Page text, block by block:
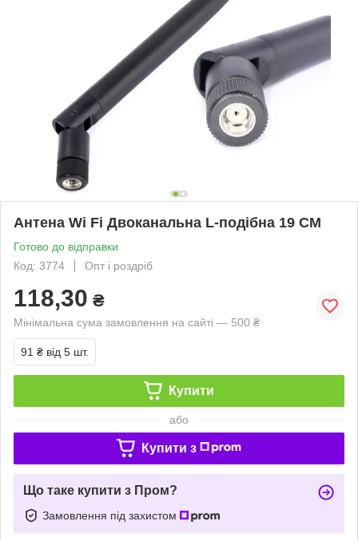
Антена Wi Fi Двоканальна L-подібна 19 СМ
Готово до відправки
Код: 3774
Опт і роздріб
118,30 ₴
Мінімальна сума замовлення на сайті — 500 ₴
91 ₴ від 5 шт.
Купити
або
Купити з
Що таке купити з Пром?
Замовлення під захистом